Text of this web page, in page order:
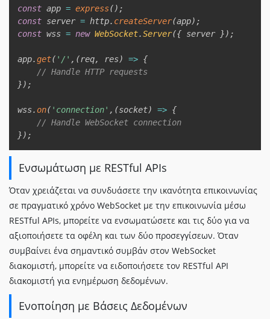
const app = express() ;
const server = http. createServer(app) ;
const wss = new WebSocket.Server({ server }) ;
app.get( '/' , (req, res) => {
// Handle HTTP requests
}) ;
wss.on( 'connection' , (socket) => {
// Handle WebSocket connection
}) ;
Ενσωμάτωση με RESTful APIs
Όταν χρειάζεται να συνδυάσετε την ικανότητα επικοινωνίας
σε πραγματικό χρόνο WebSocket με την επικοινωνία μέσω
RESTful APIs, μπορείτε να ενσωματώσετε και τις δύο για να
αξιοποιήσετε τα οφέλη και των δύο προσεγγίσεων. Όταν
συμβαίνει ένα σημαντικό συμβάν στον WebSocket
διακομιστή, μπορείτε να ειδοποιήσετε τον RESTful API
διακομιστή για ενημέρωση δεδομένων.
Ενοποίηση με Βάσεις Δεδομένων